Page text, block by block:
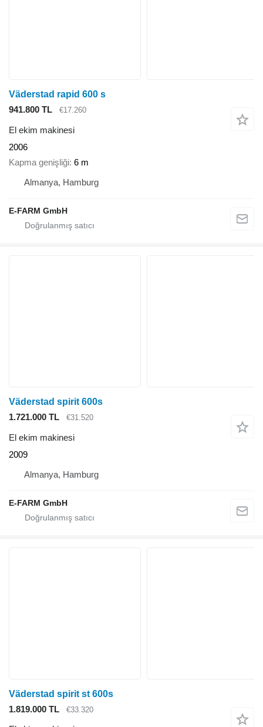
Väderstad rapid 600 s
941.800 TL
€17.260
El ekim makinesi
2006
Kapma genişliği 6 m
Almanya, Hamburg
E-FARM GmbH
Väderstad spirit 600s
1.721.000 TL
€31.520
El ekim makinesi
2009
Almanya, Hamburg
E-FARM GmbH
Väderstad spirit st 600s
1.819.000 TL
€33.320